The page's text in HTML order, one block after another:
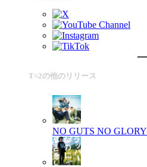
T=2の他のリリース
NO GUTS NO GLORY